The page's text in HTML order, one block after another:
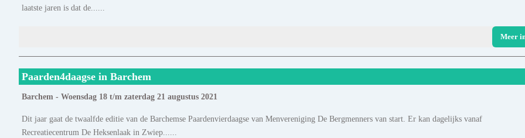
laatste jaren is dat de......
Meer
Paarden4daagse in Barchem
Barchem - Woensdag 18 t/m zaterdag 21 augustus 2021
Dit jaar gaat de twaalfde editie van de Barchemse Paardenvierdaagse van Menvereniging De Bergmenners van start. Er kan dagelijks vanaf
Recreatiecentrum De Heksenlaak in Zwiep......